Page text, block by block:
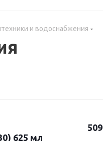
и водоснабжения
625 мл
509